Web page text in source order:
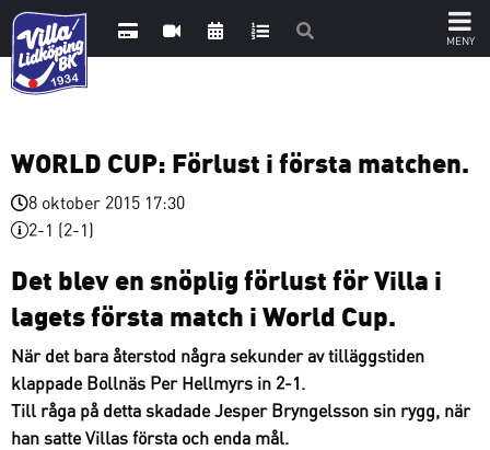
WORLD CUP: Förlust i första matchen.
8 oktober 2015 17:30
2-1 (2-1)
Det blev en snöplig förlust för Villa i
lagets första match i World Cup.
När det bara återstod några sekunder av tilläggstiden
klappade Bollnäs Per Hellmyrs in 2-1.
Till råga på detta skadade Jesper Bryngelsson sin rygg, när
han satte Villas första och enda mål.